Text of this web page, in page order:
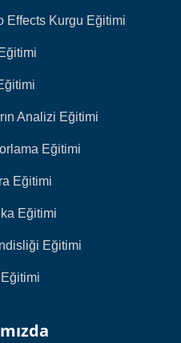
Effects Kurgu Eğitimi
Analizi Eğitimi
Eğitimi
Eğitimi
Eğitimi
Eğitimi